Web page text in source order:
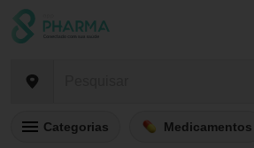
Categorias Medicamentos